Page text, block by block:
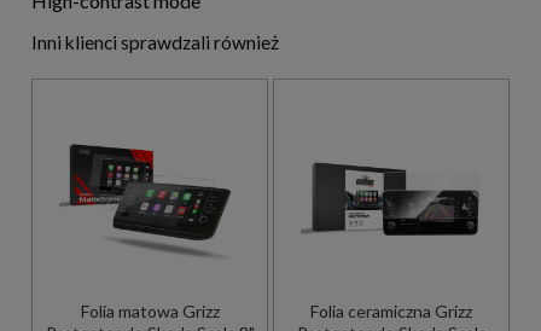
Inni klienci sprawdzali również
Folia matowa Grizz
Folia ceramiczna Grizz